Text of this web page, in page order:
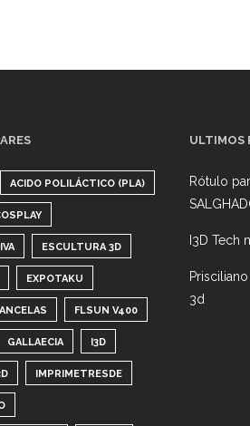
ACIDO POLILÁCTICO (PLA)
ESCULTURA 3D
EXPOTAKU
FLSUN V400
GALLAECIA I3D
IMPRIMETRESDE
ULTIMOS
Rótulo
I3D Tech
3d